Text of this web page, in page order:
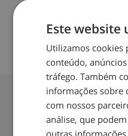
Cuidados a Idosos
Este website
Utilizamos cookies
conteúdo,
tráfego. Também
informações sobre
com nossos
análise, que
outras